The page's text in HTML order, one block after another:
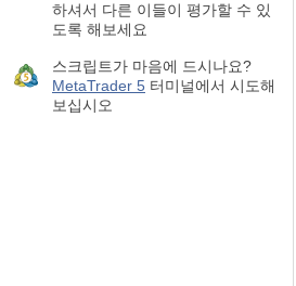
하셔서 다른 이들이 평가할 수 있
도록 해보세요
스크립트가 마음에 드시나요?
MetaTrader 5 터미널에서 시도해
보십시오